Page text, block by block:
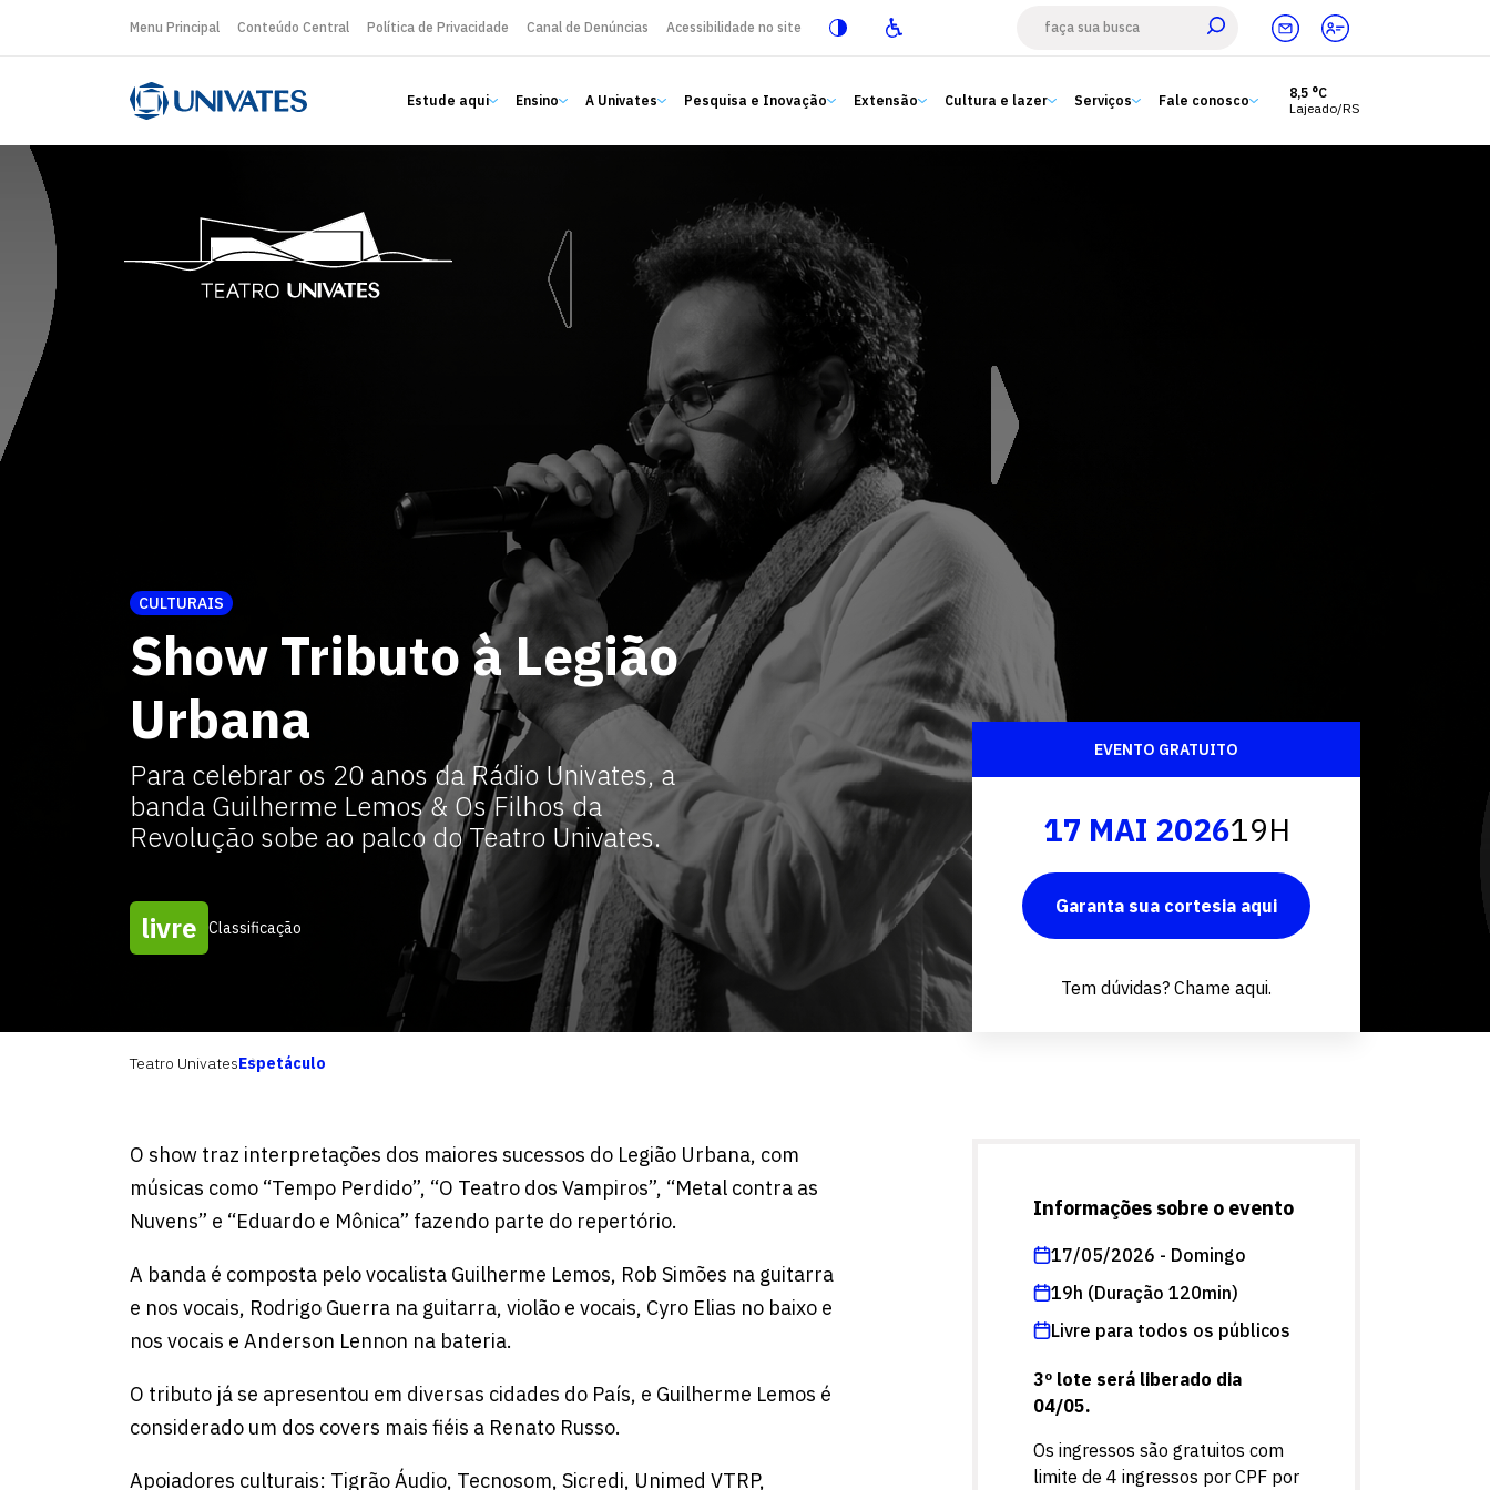
Menu Principal Conteúdo Central Política de Privacidade Canal de Denúncias Acessibilidade no site
Estude aqui Ensino A Univates Pesquisa e Inovação Extensão Cultura e lazer Serviços Fale conosco
8,5 °C
Lajeado/RS
Estude aqui
CULTURAIS
Show Tributo à Legião
Urbana
Para celebrar os 20 anos da Rádio Univates, a
banda Guilherme Lemos & Os Filhos da
Revolução sobe ao palco do Teatro Univates.
livre Classificação
EVENTO GRATUITO
17 MAI 202619H
Garanta sua cortesia aqui
Tem dúvidas? Chame aqui.
Teatro UnivatesEspetáculo
O show traz interpretações dos maiores sucessos do Legião Urbana, com
músicas como “Tempo Perdido”, “O Teatro dos Vampiros”, “Metal contra as
Nuvens” e “Eduardo e Mônica” fazendo parte do repertório.
A banda é composta pelo vocalista Guilherme Lemos, Rob Simões na guitarra
e nos vocais, Rodrigo Guerra na guitarra, violão e vocais, Cyro Elias no baixo e
nos vocais e Anderson Lennon na bateria.
O tributo já se apresentou em diversas cidades do País, e Guilherme Lemos é
considerado um dos covers mais fiéis a Renato Russo.
Apoiadores culturais: Tigrão Áudio, Tecnosom, Sicredi, Unimed VTRP,
Informações sobre o evento
17/05/2026 - Domingo
19h (Duração 120min)
Livre para todos os públicos
3º lote será liberado dia
04/05.
Os ingressos são gratuitos com
limite de 4 ingressos por CPF por